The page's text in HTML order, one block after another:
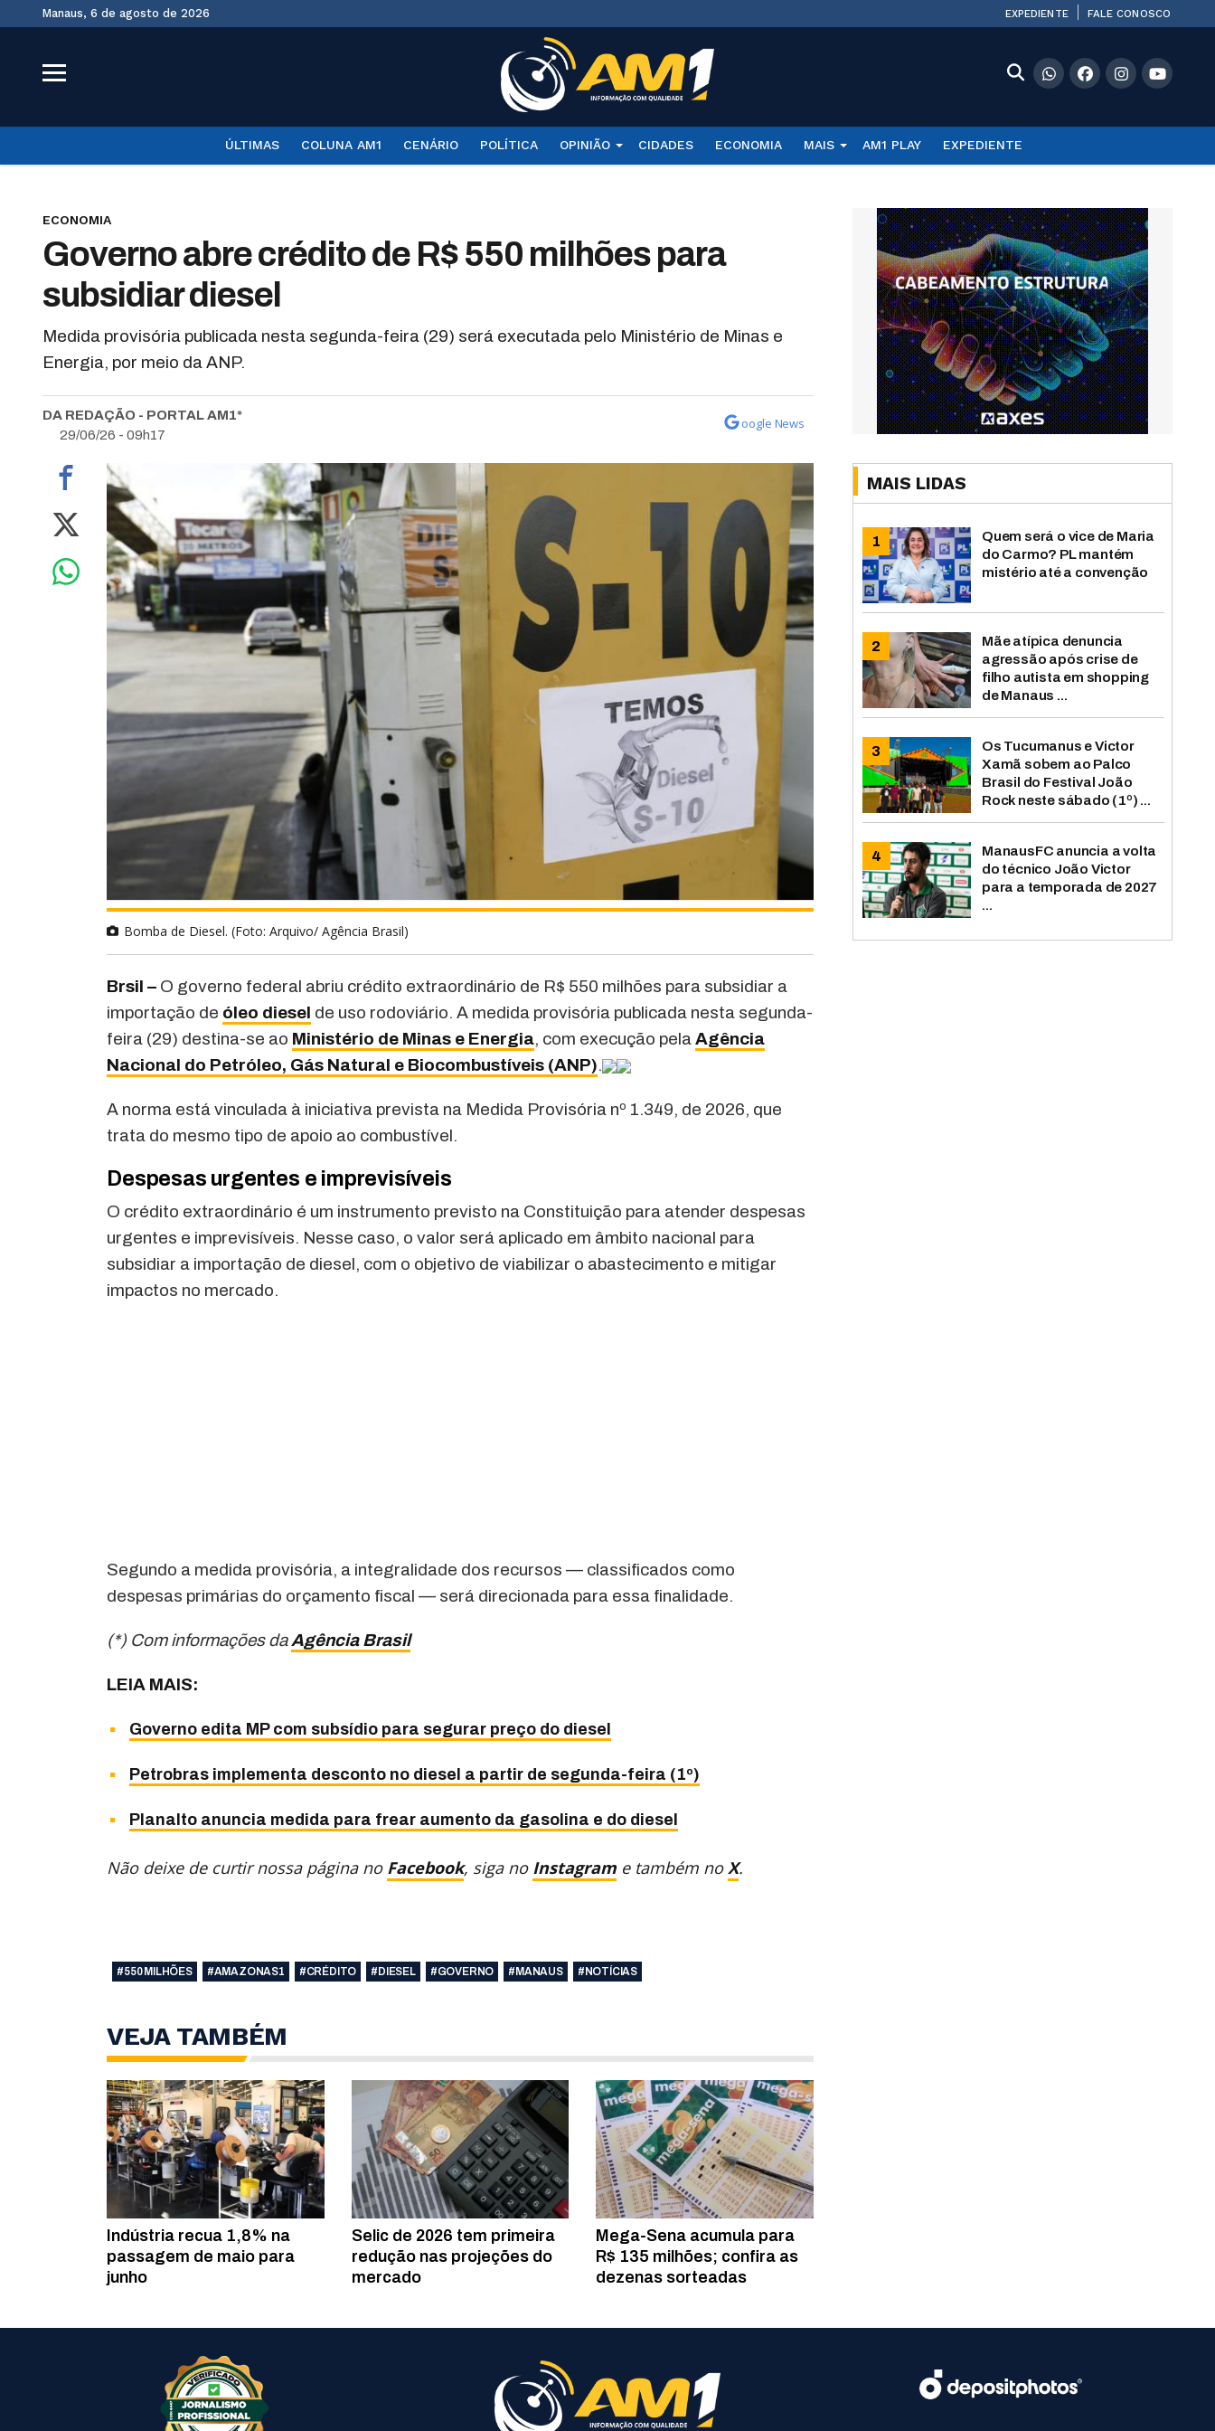
Manaus, 6 de agosto de 2026 EXPEDIENTE FALE CONOSCO
ÚLTIMAS COLUNA AM1 CENÁRIO POLÍTICA OPINIÃO CIDADES ECONOMIA MAIS AM1 PLAY EXPEDIENTE
ECONOMIA
Governo abre crédito de R$ 550 milhões para
subsidiar diesel
Medida provisória publicada nesta segunda-feira (29) será executada pelo Ministério de Minas e
Energia, por meio da ANP.
DA REDAÇÃO - PORTAL AM1*
29/06/26 - 09h17
oogle News
Bomba de Diesel. (Foto: Arquivo/ Agência Brasil)
Brsil – O governo federal abriu crédito extraordinário de R$ 550 milhões para subsidiar a
importação de óleo diesel de uso rodoviário. A medida provisória publicada nesta segunda-
feira (29) destina-se ao Ministério de Minas e Energia, com execução pelaAgência
Nacional do Petróleo, Gás Natural e Biocombustíveis (ANP).
A norma está vinculada à iniciativa prevista na Medida Provisória nº 1.349, de 2026, que
trata do mesmo tipo de apoio ao combustível.
Despesas urgentes e imprevisíveis
O crédito extraordinário é um instrumento previsto na Constituição para atender despesas
urgentes e imprevisíveis. Nesse caso, o valor será aplicado em âmbito nacional para
subsidiar a importação de diesel, com o objetivo de viabilizar o abastecimento e mitigar
impactos no mercado.
Segundo a medida provisória, a integralidade dos recursos — classificados como
despesas primárias do orçamento fiscal — será direcionada para essa finalidade.
(*) Com informações daAgência Brasil
LEIA MAIS:
Governo edita MP com subsídio para segurar preço do diesel
Petrobras implementa desconto no diesel a partir de segunda-feira (1º)
Planalto anuncia medida para frear aumento da gasolina e do diesel
Não deixe de curtir nossa página no Facebook, siga no Instagram e também no X.
#550 MILHÕES #AMAZONAS1 #CRÉDITO #DIESEL #GOVERNO #MANAUS #NOTÍCIAS
VEJA TAMBÉM
Indústria recua 1,8% na
passagem de maio para
junho
Selic de 2026 tem primeira
redução nas projeções do
mercado
Mega-Sena acumula para
R$ 135 milhões; confira as
dezenas sorteadas
MAIS LIDAS
Quem será o vice de Maria
do Carmo? PL mantém
mistério até a convenção
Mãe atípica denuncia
agressão após crise de
filho autista em shopping
de Manaus ...
Os Tucumanus e Victor
Xamã sobem ao Palco
Brasil do Festival João
Rock neste sábado (1º) ...
ManausFC anuncia a volta
do técnico João Victor
para a temporada de 2027
...